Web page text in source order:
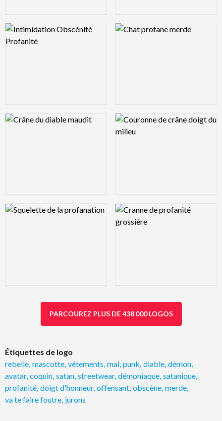
Logo Preview Image Logo Preview Image
Logo Preview Image Logo Preview Image
Logo Preview Image Logo Preview Image
PARCOUREZ PLUS DE 438 000 LOGOS
Étiquettes de logo
rebelle mascotte vêtements mal punk diable démon
avatar, coquin satan streetwear, démoniaque satanique
profanité doigt d'honneur, offensant obscène merde
va te faire foutre jurons